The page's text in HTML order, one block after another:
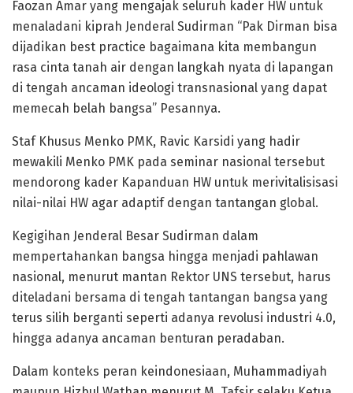
Faozan Amar yang mengajak seluruh kader HW untuk
menaladani kiprah Jenderal Sudirman “Pak Dirman bisa
dijadikan best practice bagaimana kita membangun
rasa cinta tanah air dengan langkah nyata di lapangan
di tengah ancaman ideologi transnasional yang dapat
memecah belah bangsa” Pesannya.
Staf Khusus Menko PMK, Ravic Karsidi yang hadir
mewakili Menko PMK pada seminar nasional tersebut
mendorong kader Kapanduan HW untuk merivitalisisasi
nilai-nilai HW agar adaptif dengan tantangan global.
Kegigihan Jenderal Besar Sudirman dalam
mempertahankan bangsa hingga menjadi pahlawan
nasional, menurut mantan Rektor UNS tersebut, harus
diteladani bersama di tengah tantangan bangsa yang
terus silih berganti seperti adanya revolusi industri 4.0,
hingga adanya ancaman benturan peradaban.
Dalam konteks peran keindonesiaan, Muhammadiyah